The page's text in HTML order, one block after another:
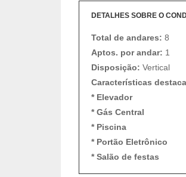
DETALHES SOBRE O
Total de andares: 8
Aptos. por andar: 1
Disposição: Vertical
Características
* Elevador
* Gás Central
* Piscina
* Portão Eletrônico
* Salão de festas